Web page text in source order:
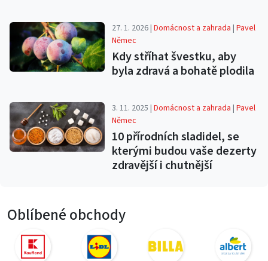
27. 1. 2026 |Domácnost a zahrada |Pavel
Němec
Kdy stříhat švestku, aby
byla zdravá a bohatě plodila
3. 11. 2025 |Domácnost a zahrada |Pavel
Němec
10 přírodních sladidel, se
kterými budou vaše dezerty
zdravější i chutnější
Oblíbené obchody